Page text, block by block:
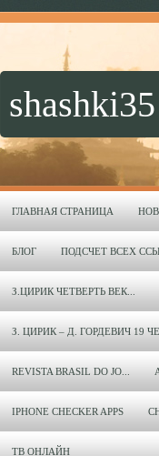
ГЛАВНАЯ СТРАНИЦА
БЛОГ ПОДСЧЕТ ВСЕХ
З.ЦИРИК ЧЕТВЕРТЬ ВЕК...
З. ЦИРИК – Д. ГОРДЕВИЧ 19
REVISTA BRASIL DO JO...
IPHONE CHECKER APPS
ТВ ОНЛАЙН